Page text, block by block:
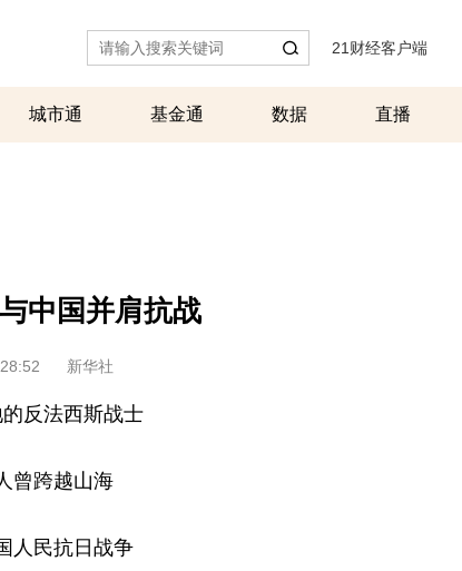
21财经客户端
城市通 基金通 数据 直播
中国并肩抗战
新华社
反法西斯战士
曾跨越山海
人民抗日战争